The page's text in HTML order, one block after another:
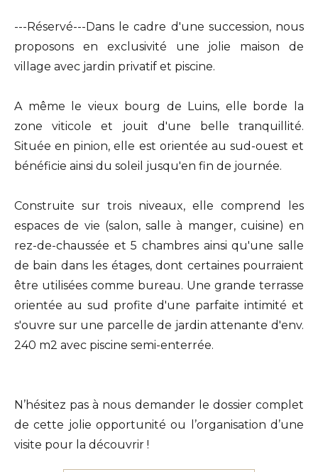
---Réservé---Dans le cadre d'une succession, nous
proposons en exclusivité une jolie maison de
village avec jardin privatif et piscine.
A même le vieux bourg de Luins, elle borde la
zone viticole et jouit d'une belle tranquillité.
Située en pinion, elle est orientée au sud-ouest et
bénéficie ainsi du soleil jusqu'en fin de journée.
Construite sur trois niveaux, elle comprend les
espaces de vie (salon, salle à manger, cuisine) en
rez-de-chaussée et 5 chambres ainsi qu'une salle
de bain dans les étages, dont certaines pourraient
être utilisées comme bureau. Une grande terrasse
orientée au sud profite d'une parfaite intimité et
s'ouvre sur une parcelle de jardin attenante d'env.
240 m2 avec piscine semi-enterrée.
N’hésitez pas à nous demander le dossier complet
de cette jolie opportunité ou l’organisation d’une
visite pour la découvrir !